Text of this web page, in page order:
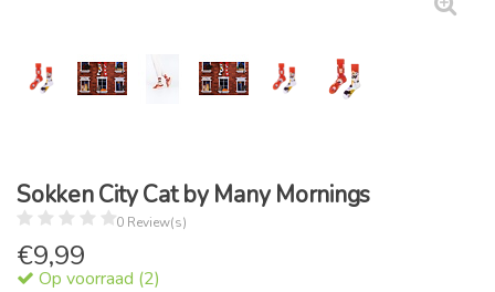
Sokken City Cat by Many Mornings
0 Review(s)
€9,99
Op voorraad (2)